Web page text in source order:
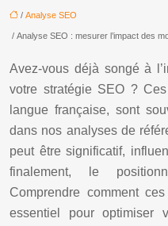
/ Analyse SEO
/ Analyse SEO : mesurer l’impact des
Avez-vous déjà songé à
votre stratégie SEO ?
langue française, sont
dans nos analyses de
peut être significatif,
finalement, le
Comprendre comment
essentiel pour optimiser